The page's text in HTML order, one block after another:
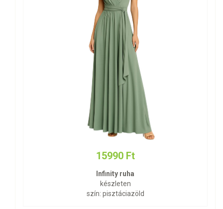
15990 Ft
Infinity ruha
készleten
szín: pisztáciazöld